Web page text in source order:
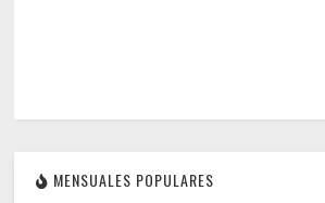
MENSUALES POPULARES